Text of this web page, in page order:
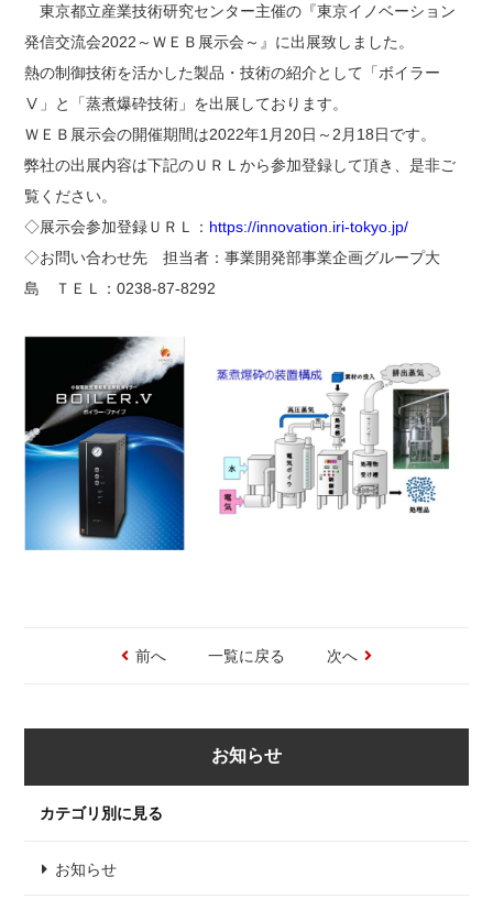
東京都立産業技術研究センター主催の『東京イノベーション
発信交流会2022～ＷＥＢ展示会～』に出展致しました。
熱の制御技術を活かした製品・技術の紹介として「ボイラー
Ⅴ」と「蒸煮爆砕技術」を出展しております。
ＷＥＢ展示会の開催期間は2022年1月20日～2月18日です。
弊社の出展内容は下記のＵＲＬから参加登録して頂き、是非ご
覧ください。
◇展示会参加登録ＵＲＬ： https://innovation.iri-tokyo.jp/
◇お問い合わせ先 担当者：事業開発部事業企画グループ大
島 ＴＥＬ：0238-87-8292
前へ 一覧に戻る 次へ
お知らせ
カテゴリ別に見る
お知らせ